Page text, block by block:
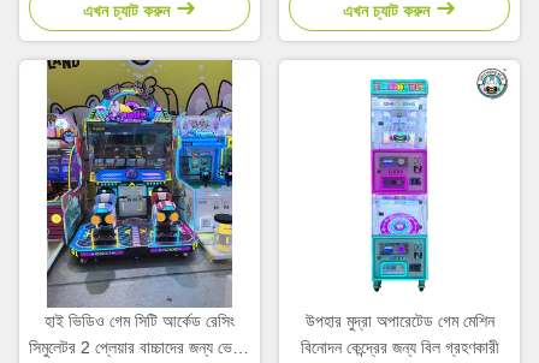
এখন চ্যাট করুন
এখন চ্যাট করুন
হাই ভিডিও গেম সিটি আর্কেড রেসিং
সিমুলেটর 2 প্লেয়ার বাচ্চাদের জন্য ভেন্ডিং
উপহার মুদ্রা অপারেটেড গেম মেশিন
বিনোদন কেন্দ্রের জন্য বিল গ্রহণকারী